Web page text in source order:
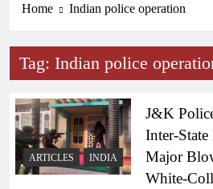
Home Indian police operation
Tag: Indian police
ARTICLES INDIA
J&K
Inter-
Major
White-